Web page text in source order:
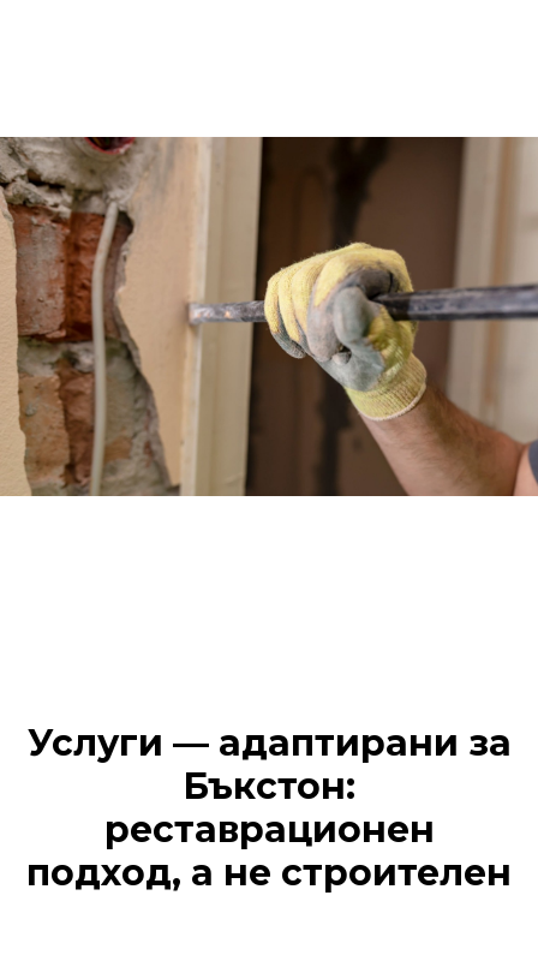
Услуги — адаптирани за
Бъкстон:
реставрационен
подход, а не строителен